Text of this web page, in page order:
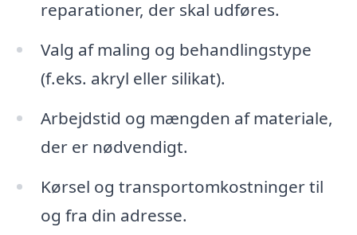
reparationer, der skal udføres.
Valg af maling og behandlingstype
(f.eks. akryl eller silikat).
Arbejdstid og mængden af materiale,
der er nødvendigt.
Kørsel og transportomkostninger til
og fra din adresse.